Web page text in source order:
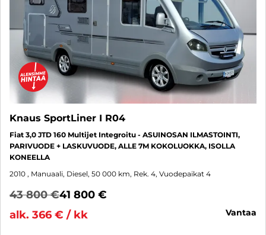
Knaus SportLiner I R04
Fiat 3,0 JTD 160 Multijet Integroitu - ASUINOSAN ILMASTOINTI,
PARIVUODE + LASKUVUODE, ALLE 7M KOKOLUOKKA, ISOLLA
KONEELLA
2010 , Manuaali, Diesel, 50 000 km, Rek. 4, Vuodepaikat 4
43 800 €41 800 €
alk. 366 € / kk
vantaa